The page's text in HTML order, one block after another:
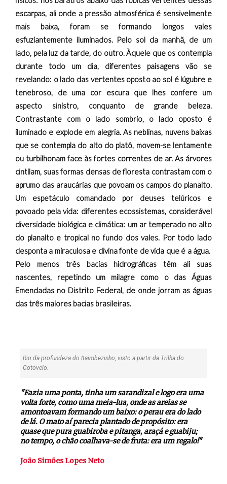
escarpas, ali onde a pressão atmosférica é sensivelmente
mais baixa, foram se formando longos vales
esfuziantemente iluminados. Pelo sol da manhã, de um
lado, pela luz da tarde, do outro. Àquele que os contempla
durante todo um dia, diferentes paisagens vão se
revelando: o lado das vertentes oposto ao sol é lúgubre e
tenebroso, de uma cor escura que lhes confere um
aspecto sinistro, conquanto de grande beleza.
Contrastante com o lado sombrio, o lado oposto é
iluminado e explode em alegria. As neblinas, nuvens baixas
que se contempla do alto do platô, movem-se lentamente
ou turbilhonam face às fortes correntes de ar. As árvores
cintilam, suas formas densas de floresta contrastam com o
aprumo das araucárias que povoam os campos do planalto.
Um espetáculo comandado por deuses telúricos e
povoado pela vida: diferentes ecossistemas, considerável
diversidade biológica e climática: um ar temperado no alto
do planalto e tropical no fundo dos vales. Por todo lado
desponta a miraculosa e divina fonte de vida que é a água.
Pelo menos três bacias hidrográficas têm ali suas
nascentes, repetindo um milagre como o das Águas
Emendadas no Distrito Federal, de onde jorram as águas
das três maiores bacias brasileiras.
Rio da profundeza do Itaimbezinho, visto a partir da Trilha do
Cotovelo.
"Fazia uma ponta, tinha um sarandizal e logo era uma
volta forte, como uma meia-lua, onde as areias se
amontoavam formando um baixo: o perau era do lado
de lá. O mato aí parecia plantado de propósito: era
quase que pura guabiroba e pitanga, araçá e guabiju;
no tempo, o chão coalhava-se de fruta: era um regalo!"
João Simões Lopes Neto